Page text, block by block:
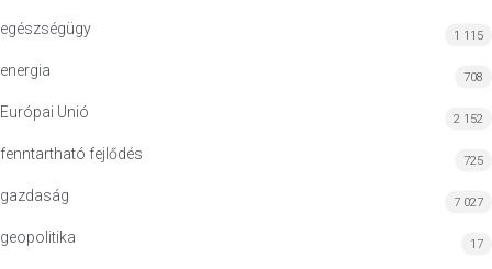
egészségügy 1 115
energia 708
Európai Unió 2 152
fenntartható fejlődés 725
gazdaság 7 027
geopolitika 17